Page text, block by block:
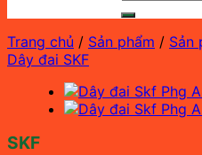
Trang chủ / Sản phẩm / Sản
Dây đai SKF
SKF